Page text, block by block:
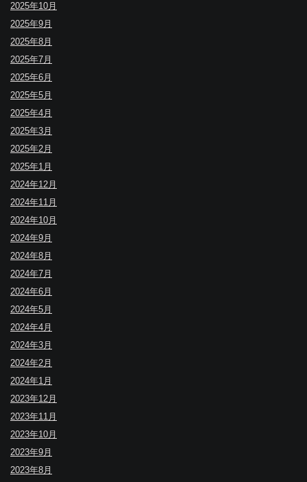
2025年10月
2025年9月
2025年8月
2025年7月
2025年6月
2025年5月
2025年4月
2025年3月
2025年2月
2025年1月
2024年12月
2024年11月
2024年10月
2024年9月
2024年8月
2024年7月
2024年6月
2024年5月
2024年4月
2024年3月
2024年2月
2024年1月
2023年12月
2023年11月
2023年10月
2023年9月
2023年8月